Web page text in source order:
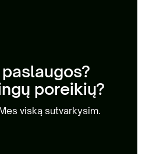
poreikių?
viską sutvarkysim.